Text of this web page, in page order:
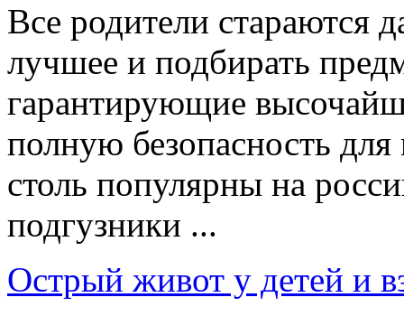
Все родители стараются
лучшее и подбирать
гарантирующие
полную безопасность
столь популярны на
подгузники ...
Острый живот у детей и